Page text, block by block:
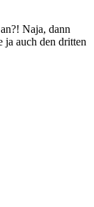
Naja, dann
ja auch den dritten